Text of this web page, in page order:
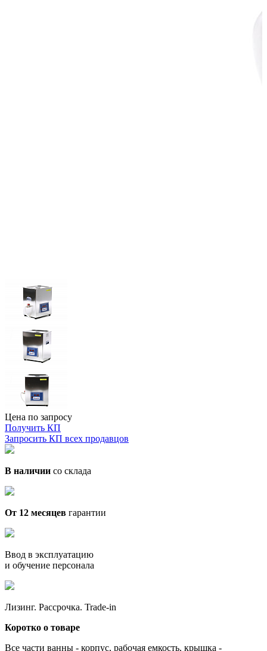
Цена по запросу
Получить КП
Запросить КП всех продавцов
В наличии со склада
От 12 месяцев гарантии
Ввод в эксплуатацию
и обучение персонала
Лизинг. Рассрочка. Trade-in
Коротко о товаре
Все части ванны - корпус, рабочая емкость, крышка -